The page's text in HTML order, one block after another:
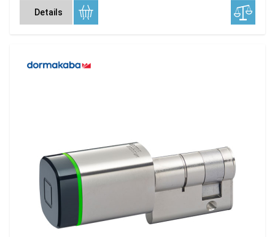
Details